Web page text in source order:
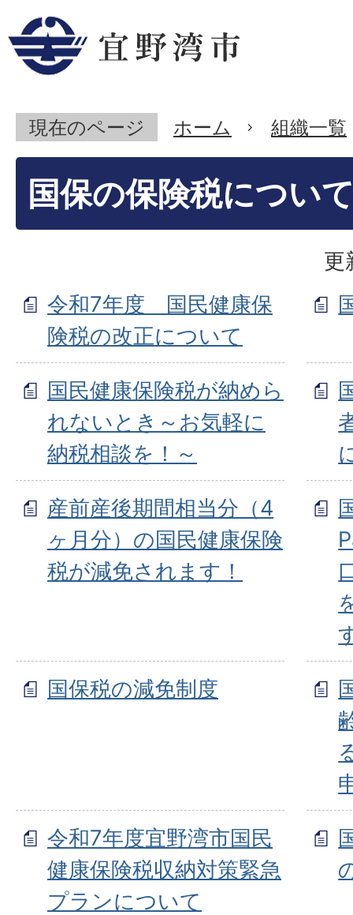
現在のページ ホーム 組織一覧
国保の保険税につい
更
令和7年度 国民健康保
険税の改正について
国民健康保険税が納めら
れないとき～お気軽に
納税相談を！～
産前産後期間相当分（4
ヶ月分）の国民健康保険
税が減免されます！
国保税の減免制度
令和7年度宜野湾市国民
健康保険税収納対策緊急
プランについて